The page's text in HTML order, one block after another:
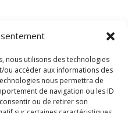
nous utilisons des technologies
ou accéder aux informations des
nous permettra de
de navigation ou les ID
ou de retirer son